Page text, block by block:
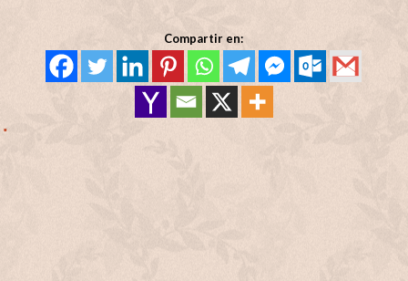
Compartir en: